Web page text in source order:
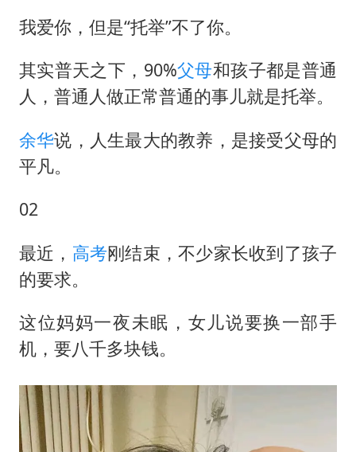
我爱你，但是“托举”不了你。
其实普天之下，90%父母和孩子都是普通
人，普通人做正常普通的事儿就是托举。
余华说，人生最大的教养，是接受父母的
平凡。
02
最近， 高考刚结束，不少家长收到了孩子
的要求。
这位妈妈一夜未眠，女儿说要换一部手
机，要八千多块钱。